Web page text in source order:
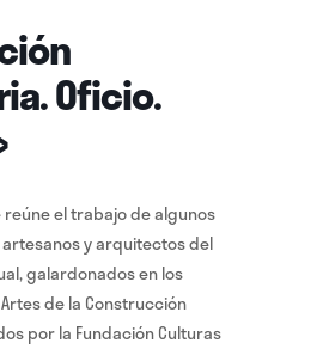
Oficio.
reúne el trabajo de algunos
y arquitectos del
galardonados en los
de la Construcción
por la Fundación Culturas